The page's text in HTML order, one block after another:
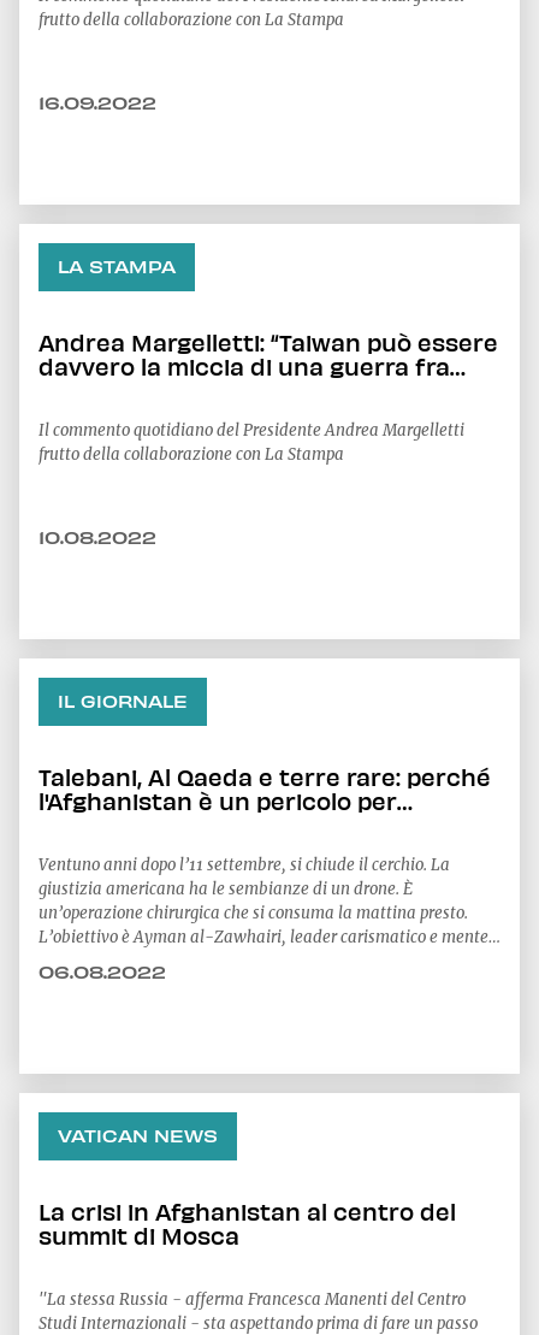
frutto della collaborazione con La Stampa
16.09.2022
LA STAMPA
Andrea Margelletti: “Taiwan può essere
davvero la miccia di una guerra fra
Il commento quotidiano del Presidente Andrea Margelletti
frutto della collaborazione con La Stampa
10.08.2022
IL GIORNALE
Talebani, Al Qaeda e terre rare: perché
l'Afghanistan è un pericolo per
Ventuno anni dopo l’11 settembre, si chiude il cerchio. La
giustizia americana ha le sembianze di un drone. È
un’operazione chirurgica che si consuma la mattina presto.
L’obiettivo è Ayman al-Zawhairi, leader carismatico e mente
internazionale. Cosa succederà adesso? Quale futuro per
06.08.2022
VATICAN NEWS
La crisi in Afghanistan al centro del
summit di Mosca
"La stessa Russia - afferma Francesca Manenti del Centro
Studi Internazionali - sta aspettando prima di fare un passo